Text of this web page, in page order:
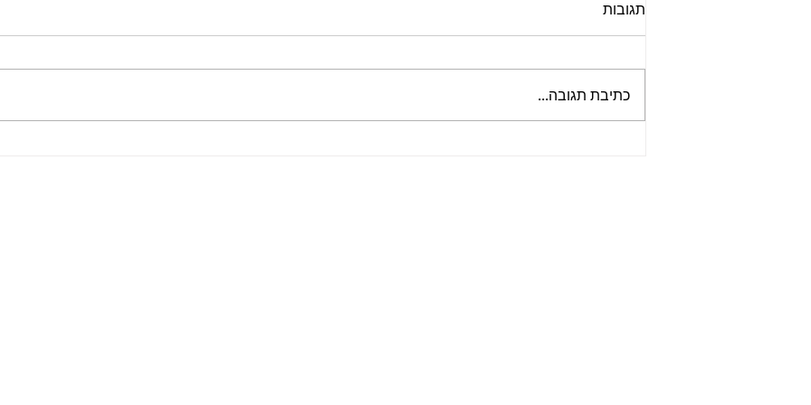
תגובות
כתיבת תגובה...